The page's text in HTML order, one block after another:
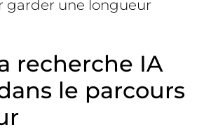
garder une longueur
recherche IA
le parcours